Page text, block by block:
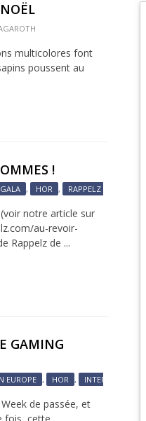
EPIC 5.1 :
EPIC 5.2 : DRAGONIC
EPIC 6.2 : GOLDEN
EPIC 6.3 :
EPIC 7.1 : BREATH
EPIC 7.2 : OBSESSION
EPIC 7.3 : THE TRIAL
multicolores font
poussent au
!
GALA , HOR , RAPPELZ
notre article sur
au-revoir-
Rappelz de ...
GAMING
EUROPE , HOR , INTERNATIONAL
de passée, et